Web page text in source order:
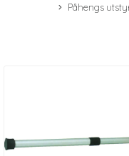
Påhengs